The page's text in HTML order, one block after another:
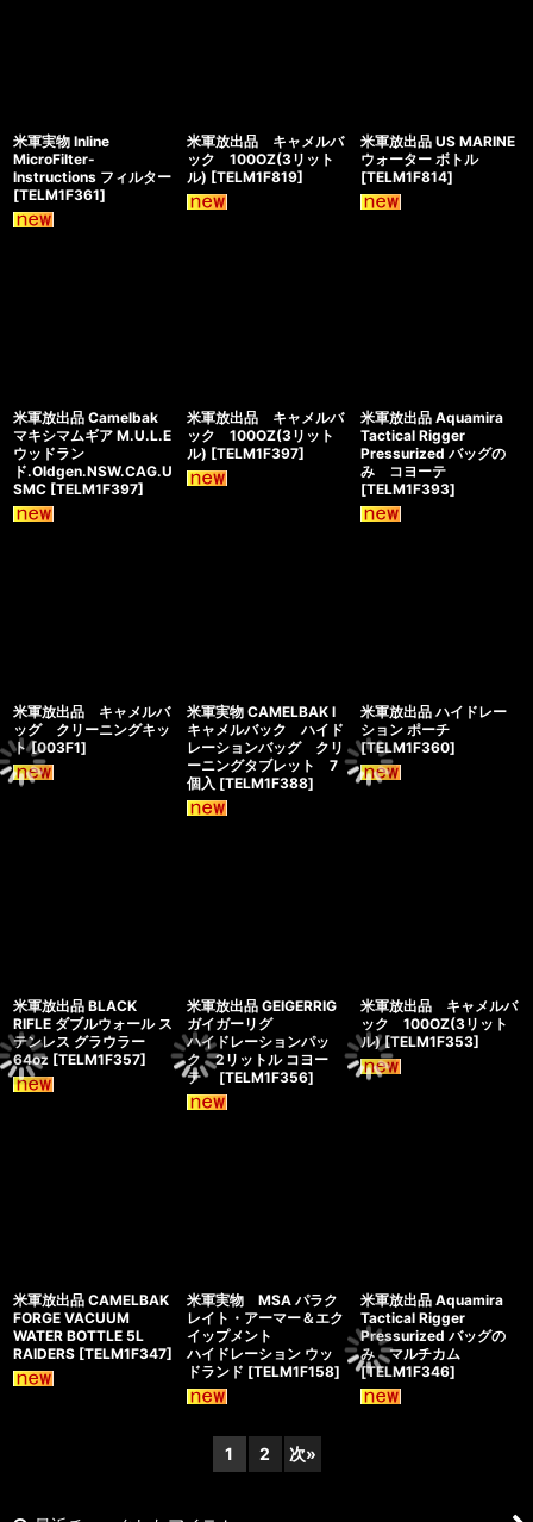
米軍実物 Inline
MicroFilter-
Instructions フィルター
[TELM1F361]
米軍放出品 キャメルバ
ック 100OZ(3リット
ル) [TELM1F819]
米軍放出品 US MARINE
ウォーター ボトル
[TELM1F814]
米軍放出品 Camelbak
マキシマムギア M.U.L.E
ウッドラン
ド.Oldgen.NSW.CAG.U
SMC [TELM1F397]
米軍放出品 キャメルバ
ック 100OZ(3リット
ル) [TELM1F397]
米軍放出品 Aquamira
Tactical Rigger
Pressurized バッグの
み コヨーテ
[TELM1F393]
米軍放出品 キャメルバ
ッグ クリーニングキッ
ト [003F1]
米軍実物 CAMELBAK l
キャメルバック ハイド
レーションバッグ クリ
ーニングタブレット 7
個入 [TELM1F388]
米軍放出品 ハイドレー
ション ポーチ
[TELM1F360]
米軍放出品 BLACK
RIFLE ダブルウォール ス
テンレス グラウラー
64oz [TELM1F357]
米軍放出品 GEIGERRIG
ガイガーリグ
ハイドレーションパッ
ク 2リットル コヨー
テ
[TELM1F356]
米軍放出品 キャメルバ
ック 100OZ(3リット
ル) [TELM1F353]
米軍放出品 CAMELBAK
FORGE VACUUM
WATER BOTTLE 5L
RAIDERS [TELM1F347]
米軍実物 MSA パラク
レイト・アーマー＆エク
イップメント
ハイドレーション ウッ
ドランド [TELM1F158]
米軍放出品 Aquamira
Tactical Rigger
Pressurized バッグの
み マルチカム
[TELM1F346]
1 2 次»